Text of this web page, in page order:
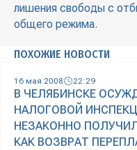
лишения свободы с
общего режима.
ПОХОЖИЕ НОВОСТИ
16 мая 2008 22:29
В ЧЕЛЯБИНСКЕ
НАЛОГОВОЙ
НЕЗАКОННО
КАК ВОЗВРАТ